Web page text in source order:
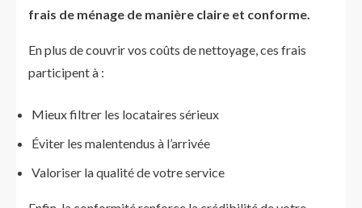
frais de ménage de manière claire et conforme.
En plus de couvrir vos coûts de nettoyage, ces frais
participent à :
Mieux filtrer les locataires sérieux
Éviter les malentendus à l’arrivée
Valoriser la qualité de votre service